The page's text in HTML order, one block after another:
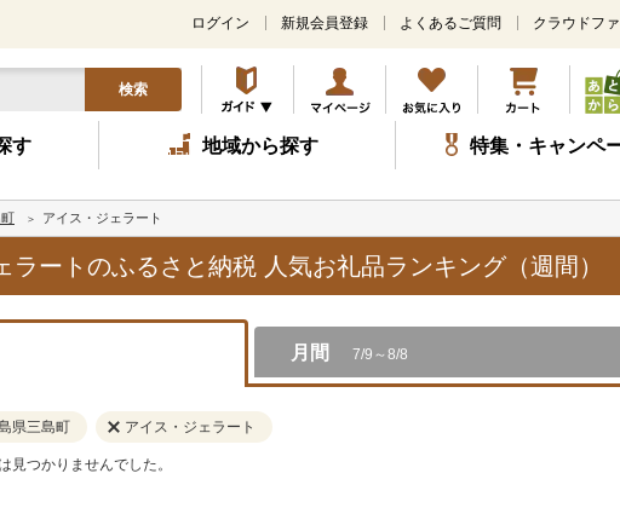
メ
ン
コ
ン
テ
ツ
キ
ッ
プ
ログイン 新規会員登録 よくあるご質問 クラウドフ
検索
す 地域から探す 特集・キャンペ
アイス・ジェラート
ラートのふるさと納税 人気お礼品ランキング（週間）
月間 7/9～8/8
県三島町 アイス・ジェラート
見つかりませんでした。